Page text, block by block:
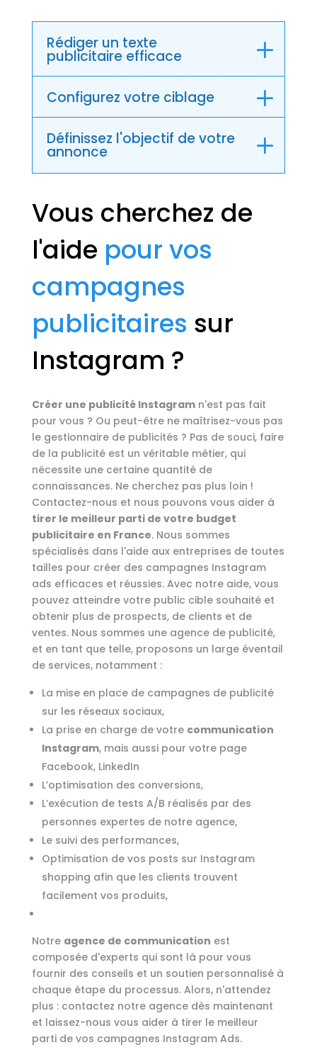
Rédiger un texte
publicitaire efficace
Configurez votre ciblage
Définissez l'objectif de votre
annonce
Vous cherchez de
l'aide pour vos
campagnes
publicitaires sur
Instagram ?
Créer une publicité Instagramn'est pas fait
pour vous ? Ou peut-être ne maîtrisez-vous pas
le gestionnaire de publicités ? Pas de souci, faire
de la publicité est un véritable métier, qui
nécessite une certaine quantité de
connaissances. Ne cherchez pas plus loin !
Contactez-nous et nous pouvons vous aider à
tirer le meilleur parti de votre budget
publicitaire en France. Nous sommes
spécialisés dans l'aide aux entreprises de toutes
tailles pour créer des campagnes Instagram
ads efficaces et réussies. Avec notre aide, vous
pouvez atteindre votre public cible souhaité et
obtenir plus de prospects, de clients et de
ventes. Nous sommes une agence de publicité,
et en tant que telle, proposons un large éventail
de services, notamment :
La mise en place de campagnes de publicité
sur les réseaux sociaux,
La prise en charge de votre communication
Instagram, mais aussi pour votre page
Facebook, LinkedIn
L’optimisation des conversions,
L’exécution de tests A/B réalisés par des
personnes expertes de notre agence,
Le suivi des performances,
Optimisation de vos posts sur Instagram
shopping afin que les clients trouvent
facilement vos produits,
Notre agence de communication est
composée d'experts qui sont là pour vous
fournir des conseils et un soutien personnalisé à
chaque étape du processus. Alors, n'attendez
plus : contactez notre agence dès maintenant
et laissez-nous vous aider à tirer le meilleur
parti de vos campagnes Instagram Ads.